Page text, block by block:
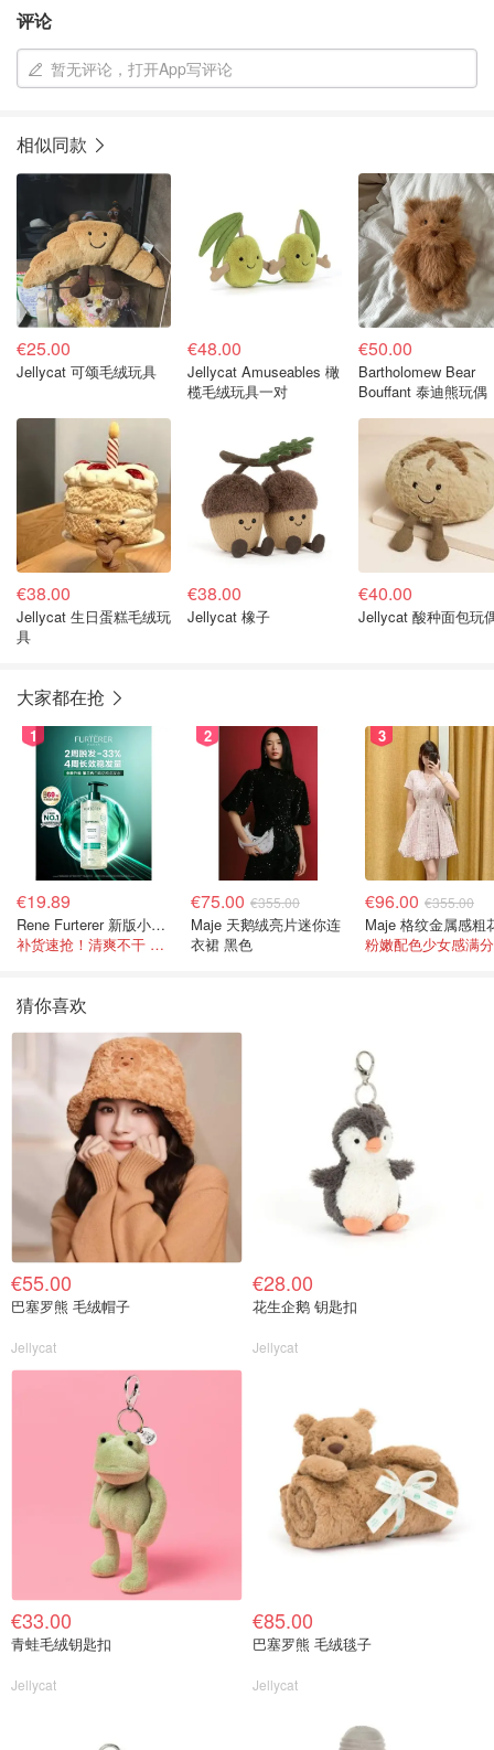
评论
暂无评论，打开App写评论
相似同款
€25.00
Jellycat 可颂毛绒玩具
€48.00
Jellycat Amuseables 橄
榄毛绒玩具一对
€50.00
Bartholomew Bear
Bouffant 泰迪熊玩偶
€38.00
Jellycat 生日蛋糕毛绒玩
具
€38.00
Jellycat 橡子
€40.00
Jellycat 酸种面包玩
大家都在抢
1
€19.89
Rene Furterer 新版小白珠洗发水 500ml
补货速抢！清爽不干 蓬松强韧秀发
2
€75.00 €355.00
Maje 天鹅绒亮片迷你连
衣裙 黑色
3
€96.00 €355.00
粉嫩配色少女感满
猜你喜欢
€55.00
巴塞罗熊 毛绒帽子
Jellycat
€28.00
花生企鹅 钥匙扣
Jellycat
€33.00
青蛙毛绒钥匙扣
Jellycat
€85.00
巴塞罗熊 毛绒毯子
Jellycat